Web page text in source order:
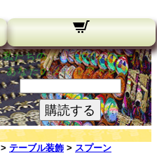
私たちのニュースレター：
あなたのメールアドレス:
購読する
> テーブル装飾 > スプーン